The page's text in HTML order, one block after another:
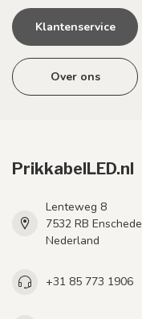
Klantenservice
Over ons
PrikkabelLED.nl
Lenteweg 8
7532 RB Enschede
Nederland
+31 85 773 1906